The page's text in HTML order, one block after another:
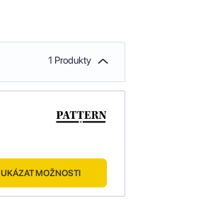
1 Produkty
UKÁZAT MOŽNOSTI